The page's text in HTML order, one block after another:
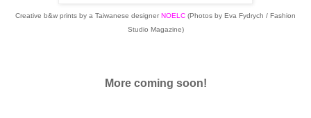
Creative b&w prints by a Taiwanese designer NOELC (Photos by Eva Fydrych / Fashion
Studio Magazine)
More coming soon!